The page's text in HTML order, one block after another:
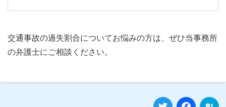
交通事故の過失割合についてお悩みの方は、ぜひ当事務所
の弁護士にご相談ください。